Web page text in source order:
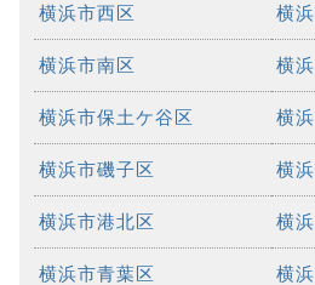
横浜市西区 横
横浜市南区 横
横浜市保土ケ谷区 横
横浜市磯子区 横
横浜市港北区 横
横浜市青葉区 横